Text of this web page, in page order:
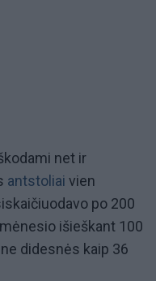
net ir
antstoliai vien
po 200
išieškant 100
didesnės kaip 36